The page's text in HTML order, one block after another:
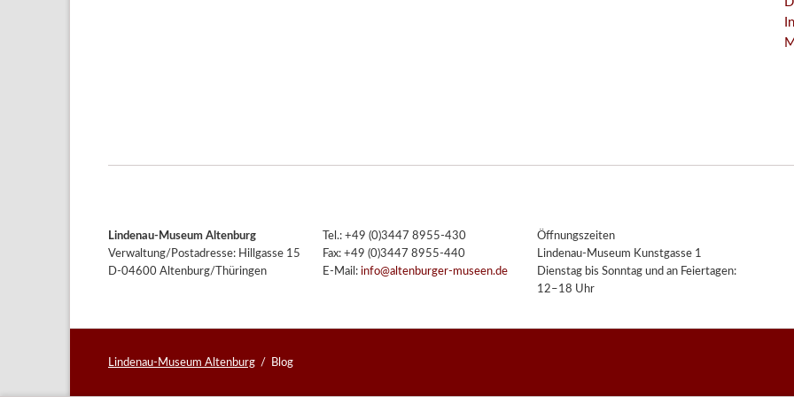
Lindenau-Museum Altenburg
Verwaltung/Postadresse: Hillgasse 15
D-04600 Altenburg/Thüringen
Tel.: +49 (0)3447 8955-430
Fax: +49 (0)3447 8955-440
E-Mail: info@altenburger-museen.de
Öffnungszeiten
Lindenau-Museum Kunstgasse 1
Dienstag bis Sonntag und an Feiertagen:
12–18 Uhr
Lindenau-Museum Altenburg Blog